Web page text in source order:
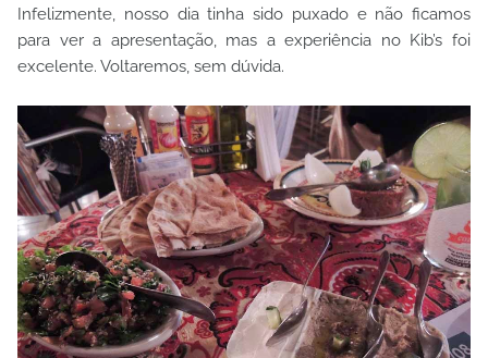
Infelizmente, nosso dia tinha sido puxado e não ficamos
para ver a apresentação, mas a experiência no Kib’s foi
excelente. Voltaremos, sem dúvida.